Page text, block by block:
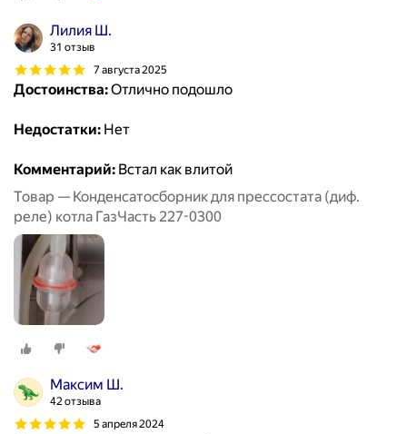
Лилия Ш.
31 отзыв
7 августа 2025
Достоинства:Отлично подошло
Недостатки: Нет
Комментарий: Встал как влитой
Товар — Конденсатосборник для прессостата (диф.
реле) котла ГазЧасть 227-0300
Максим Ш.
42 отзыва
5 апреля 2024